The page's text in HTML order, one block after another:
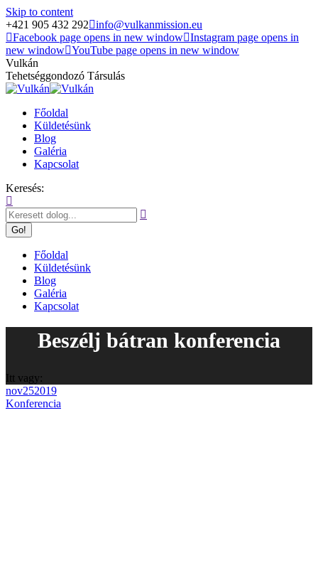
Skip to content
+421 905 432 292
info@vulkanmission.eu
Facebook page opens in new window Instagram page opens in
new window YouTube page opens in new window
Vulkán
Tehetséggondozó Társulás
Főoldal
Küldetésünk
Blog
Galéria
Kapcsolat
Keresés:
Főoldal
Küldetésünk
Blog
Galéria
Kapcsolat
Beszélj bátran konferencia
Itt vagy:
nov252019
Konferencia